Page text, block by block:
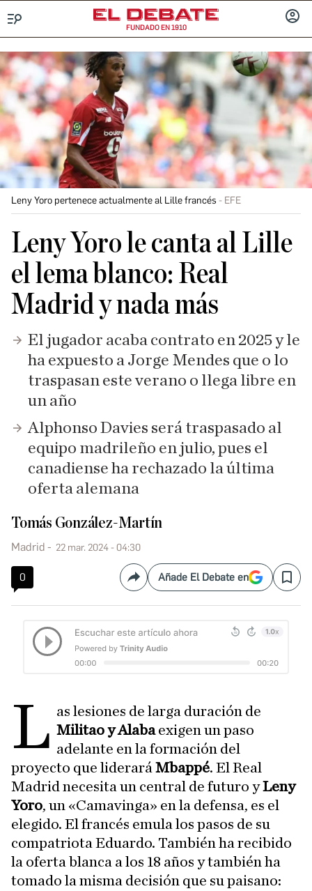
FUNDADO EN 1910
Leny Yoro pertenece actualmente al Lille francés EFE
Leny Yoro le canta al Lille
el lema blanco: Real
Madrid y nada más
El jugador acaba contrato en 2025 y le
ha expuesto a Jorge Mendes que o lo
traspasan este verano o llega libre en
un año
Alphonso Davies será traspasado al
equipo madrileño en julio, pues el
canadiense ha rechazado la última
oferta alemana
Tomás González-Martín
Madrid 22 mar. 2024 - 04:30
0 CompartirAñade El Debate en Save
L as lesiones de larga duración de
Militao y Alabaexigen un paso
adelante en la formación del
proyecto que liderará Mbappé. El Real
Madrid necesita un central de futuro yLeny
Yoro, un «Camavinga» en la defensa, es el
elegido. El francés emula los pasos de su
compatriota Eduardo. También ha recibido
la oferta blanca a los 18 años y también ha
tomado la misma decisión que su paisano: